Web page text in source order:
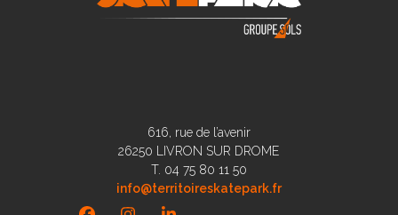
616, rue de l’avenir
26250 LIVRON SUR DROME
T. 04 75 80 11 50
info@territoireskatepark.fr